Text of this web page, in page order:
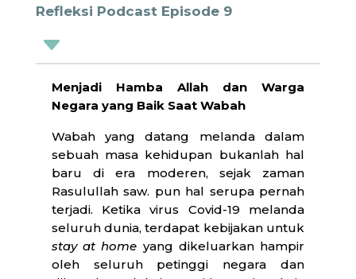
Refleksi Podcast Episode 9
C
Menjadi Hamba Allah dan Warga
Negara yang Baik Saat Wabah
Wabah yang datang melanda dalam
sebuah masa kehidupan bukanlah hal
baru di era moderen, sejak zaman
Rasulullah saw. pun hal serupa pernah
terjadi. Ketika virus Covid-19 melanda
seluruh dunia, terdapat kebijakan untuk
stay at home yang dikeluarkan hampir
oleh seluruh petinggi negara dan